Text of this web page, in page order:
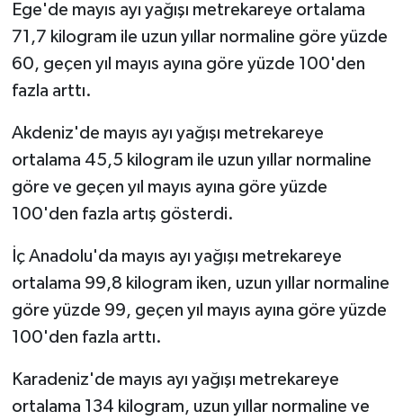
Ege'de mayıs ayı yağışı metrekareye ortalama
71,7 kilogram ile uzun yıllar normaline göre yüzde
60, geçen yıl mayıs ayına göre yüzde 100'den
fazla arttı.
Akdeniz'de mayıs ayı yağışı metrekareye
ortalama 45,5 kilogram ile uzun yıllar normaline
göre ve geçen yıl mayıs ayına göre yüzde
100'den fazla artış gösterdi.
İç Anadolu'da mayıs ayı yağışı metrekareye
ortalama 99,8 kilogram iken, uzun yıllar normaline
göre yüzde 99, geçen yıl mayıs ayına göre yüzde
100'den fazla arttı.
Karadeniz'de mayıs ayı yağışı metrekareye
ortalama 134 kilogram, uzun yıllar normaline ve